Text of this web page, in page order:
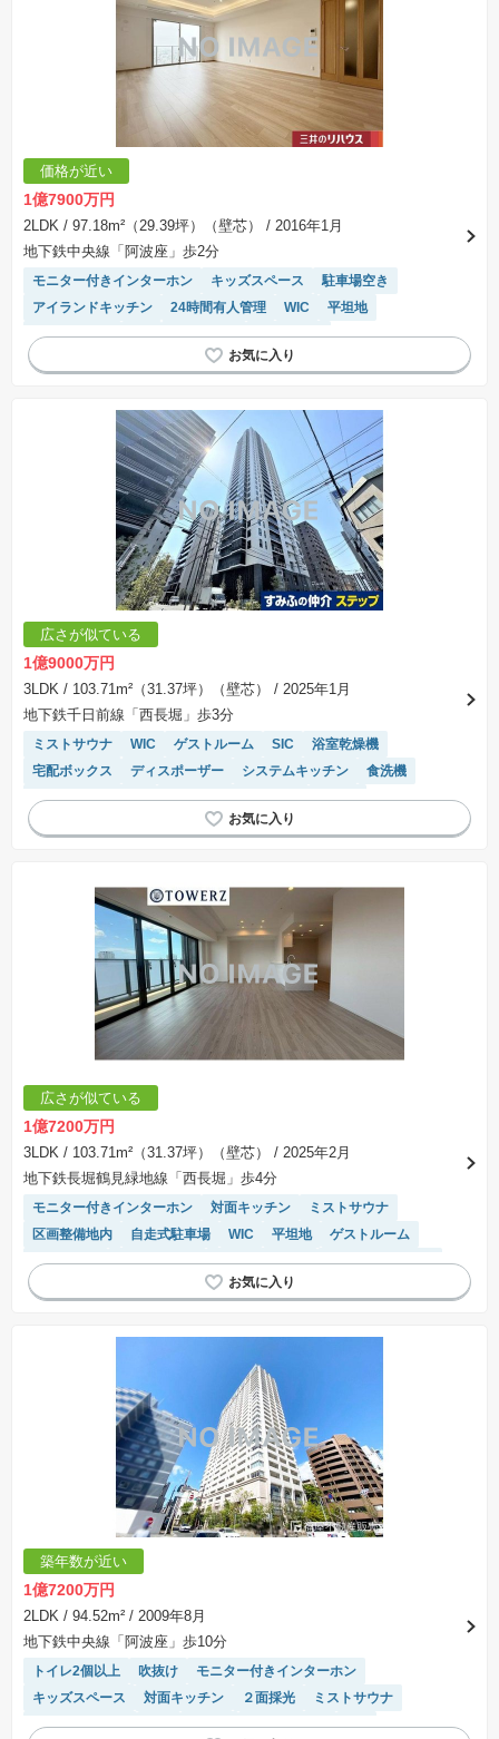
価格が近い
1億7900万円
2LDK / 97.18m²（29.39坪）（壁芯）
/ 2016年1月
地下鉄中央線「阿波座」歩2分
モニター付きインターホン キッズスペース
駐車場空き
アイランドキッチン
24時間有人管理 WIC
平坦地
ゲストルーム
SIC オール電化
浴室乾燥機
リフォーム済み物件
システムキッチン
陽当り良好
広さが似ている
1億9000万円
3LDK / 103.71m²（31.37坪）（壁芯）
/ 2025年1月
地下鉄千日前線「西長堀」歩3分
ミストサウナ WIC ゲストルーム SIC
浴室乾燥機
宅配ボックス
ディスポーザー システムキッチン
食洗機
駐車場(普通車)あり
２４時間ゴミ捨て可能
床暖房
温水洗浄便座
陽当り良好
広さが似ている
1億7200万円
3LDK / 103.71m²（31.37坪）（壁芯）
/ 2025年2月
地下鉄長堀鶴見緑地線「西長堀」歩4分
モニター付きインターホン 対面キッチン
ミストサウナ
区画整備地内
自走式駐車場 WIC 平坦地
ゲストルーム
浴室乾燥機
宅配ボックス ディスポーザー
システムキッチン
食洗機
ペット相談
陽当り良好
築年数が近い
1億7200万円
2LDK / 94.52m² / 2009年8月
地下鉄中央線「阿波座」歩10分
トイレ2個以上 吹抜け
モニター付きインターホン
キッズスペース
対面キッチン ２面採光
ミストサウナ
24時間有人管理
WIC 平坦地 ゲストルーム
SIC